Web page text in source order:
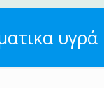
υγρά